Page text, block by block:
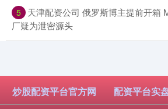
5 天津配资公司 俄罗斯博主提前开箱
厂疑为泄密源头
炒股配资平台官方网 配资平台实